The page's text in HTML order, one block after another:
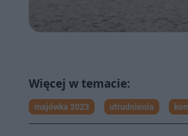
majówka 2023 utrudnienia